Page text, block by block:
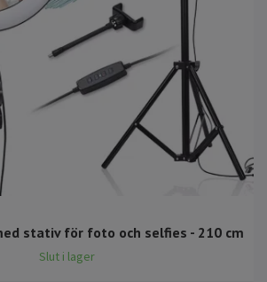
stativ för foto och selfies - 210 cm
Slut i lager